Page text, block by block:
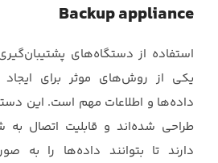
Backup appliance
یکی از روش‌های موثر برای
داده‌ها و اطلاعات مهم است. این
طراحی شده‌اند و قابلیت اتصال به
دارند تا بتوانند داده‌ها را به